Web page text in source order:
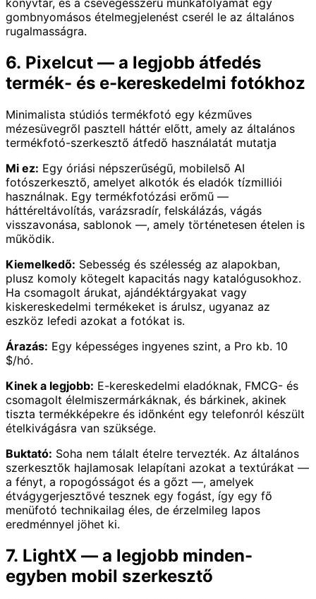
gombnyomásos ételmegjelenést cserél le az általános
rugalmasságra.
6. Pixelcut — a legjobb átfedés
termék- és e-kereskedelmi fotókhoz
Minimalista stúdiós termékfotó egy kézműves
mézesüvegről pasztell háttér előtt, amely az általános
termékfotó-szerkesztő átfedő használatát mutatja
Mi ez: Egy óriási népszerűségű, mobilelső AI
fotószerkesztő, amelyet alkotók és eladók tízmilliói
használnak. Egy termékfotózási erőmű —
háttéreltávolítás, varázsradír, felskálázás, vágás
visszavonása, sablonok —, amely történetesen ételen is
működik.
Kiemelkedő: Sebesség és szélesség az alapokban,
plusz komoly kötegelt kapacitás nagy katalógusokhoz.
Ha csomagolt árukat, ajándéktárgyakat vagy
kiskereskedelmi termékeket is árulsz, ugyanaz az
eszköz lefedi azokat a fotókat is.
Árazás: Egy képességes ingyenes szint, a Pro kb. 10
$/hó.
Kinek a legjobb: E-kereskedelmi eladóknak, FMCG- és
csomagolt élelmiszermárkáknak, és bárkinek, akinek
tiszta termékképekre és időnként egy telefonról készült
ételkivágásra van szüksége.
Buktató: Soha nem tálalt ételre tervezték. Az általános
szerkesztők hajlamosak lelapítani azokat a textúrákat —
a fényt, a ropogósságot és a gőzt —, amelyek
étvágygerjesztővé tesznek egy fogást, így egy fő
menüfotó technikailag éles, de érzelmileg lapos
eredménnyel jöhet ki.
7. LightX — a legjobb minden-
egyben mobil szerkesztő